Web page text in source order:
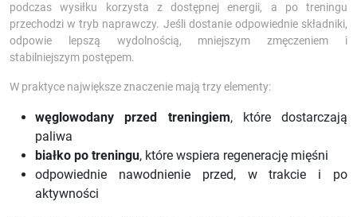
podczas wysiłku korzysta z dostępnej energii, a po treningu
przechodzi w tryb naprawczy. Jeśli dostanie odpowiednie składniki,
odpowie lepszą wydolnością, mniejszym zmęczeniem i
stabilniejszym postępem.
W praktyce największe znaczenie mają trzy elementy:
węglowodany przed treningiem, które dostarczają
paliwa
białko po treningu, które wspiera regenerację mięśni
odpowiednie nawodnienie przed, w trakcie i po
aktywności